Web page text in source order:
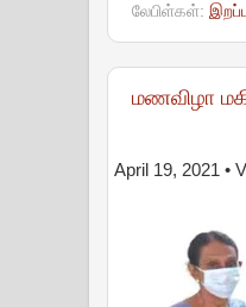
லேபிள்கள்:
மணவிழா
April 19, 2021 •